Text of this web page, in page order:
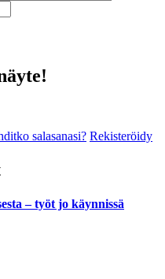
salasanasi? Rekisteröidy
– työt jo käynnissä